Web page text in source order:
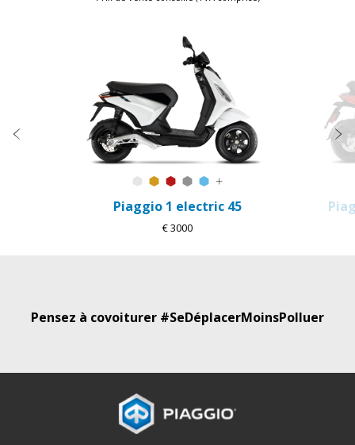
Forever White
Sunshine Mix
Flame mix
Forever Grey
Arctic Mix
Piaggio 1 electric 45
€ 3000
Pensez à covoiturer #SeDéplacerMoinsPolluer